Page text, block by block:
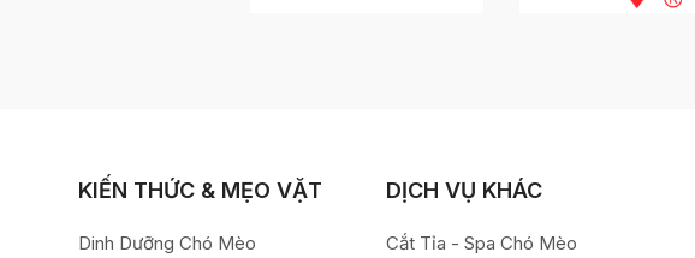
KIẾN THỨC & MẸO VẶT
Dinh Dưỡng Chó Mèo
DỊCH VỤ KHÁC
Cắt Tỉa - Spa Chó Mèo